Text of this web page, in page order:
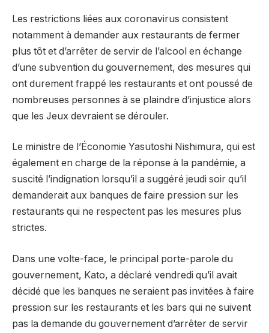
Les restrictions liées aux coronavirus consistent
notamment à demander aux restaurants de fermer
plus tôt et d’arrêter de servir de l’alcool en échange
d’une subvention du gouvernement, des mesures qui
ont durement frappé les restaurants et ont poussé de
nombreuses personnes à se plaindre d’injustice alors
que les Jeux devraient se dérouler.
Le ministre de l’Économie Yasutoshi Nishimura, qui est
également en charge de la réponse à la pandémie, a
suscité l’indignation lorsqu’il a suggéré jeudi soir qu’il
demanderait aux banques de faire pression sur les
restaurants qui ne respectent pas les mesures plus
strictes.
Dans une volte-face, le principal porte-parole du
gouvernement, Kato, a déclaré vendredi qu’il avait
décidé que les banques ne seraient pas invitées à faire
pression sur les restaurants et les bars qui ne suivent
pas la demande du gouvernement d’arrêter de servir